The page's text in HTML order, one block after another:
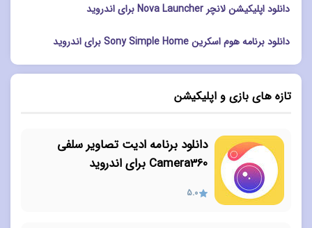
دانلود اپلیکیشن لانچر Nova Launcher برای اندروید
دانلود برنامه هوم اسکرین Sony Simple Home برای اندروید
تازه های بازی و اپلیکیشن
دانلود برنامه ادیت تصاویر سلفی
Camera360 برای اندروید
5.0